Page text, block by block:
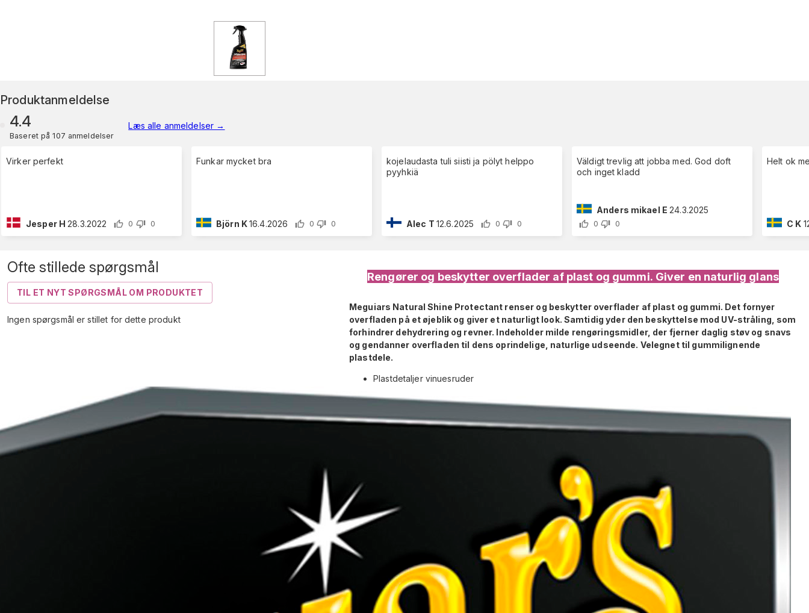
Produktanmeldelse
4.4
Baseret på 107 anmeldelser
Læs alle anmeldelser →
Virker perfekt
Jesper H 28.3.2022 0 0
Funkar mycket bra
Björn K16.4.2026 0 0
kojelaudasta tuli siisti ja pölyt helppo
pyyhkiä
Alec T 12.6.2025 0 0
Väldigt trevlig att jobba med. God doft
och inget kladd
Anders mikael E 24.3.2025
0 0
Helt ok
C K
Ofte stillede spørgsmål
TIL ET NYT SPØRGSMÅL OM PRODUKTET
Ingen spørgsmål er stillet for dette produkt
Rengører og beskytter overflader af plast og gummi. Giver en naturlig glans
Meguiars Natural Shine Protectant renser og beskytter overflader af plast og gummi. Det fornyer
overfladen på et øjeblik og giver et naturligt look. Samtidig yder den beskyttelse mod UV-stråling, som
forhindrer dehydrering og revner. Indeholder milde rengøringsmidler, der fjerner daglig støv og snavs
og gendanner overfladen til dens oprindelige, naturlige udseende. Velegnet til gummilignende
plastdele.
Plastdetaljer vinuesruder